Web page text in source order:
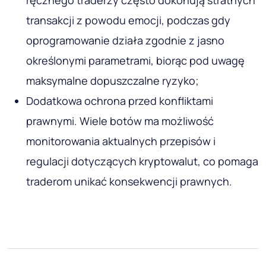
transakcji z powodu emocji, podczas gdy
oprogramowanie działa zgodnie z jasno
określonymi parametrami, biorąc pod uwagę
maksymalne dopuszczalne ryzyko;
Dodatkowa ochrona przed konfliktami
prawnymi. Wiele botów ma możliwość
monitorowania aktualnych przepisów i
regulacji dotyczących kryptowalut, co pomaga
traderom unikać konsekwencji prawnych.